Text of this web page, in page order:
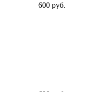
600 руб.